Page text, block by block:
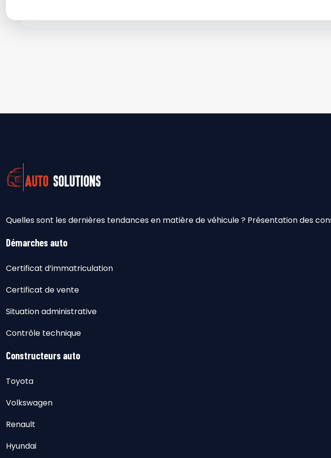
Quelles sont les dernières tendances en matière de véhicule ? Présentation des
Démarches auto
Certificat d’immatriculation
Certificat de vente
Situation administrative
Contrôle technique
Constructeurs auto
Toyota
Volkswagen
Renault
Hyundai